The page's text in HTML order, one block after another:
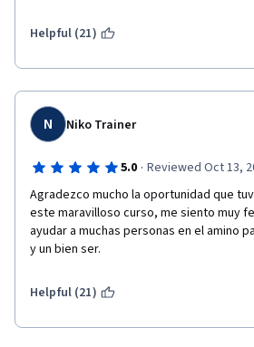
Helpful (21)
N Niko Trainer
5.0 · Reviewed Oct 13,
Agradezco mucho la oportunidad que
este maravilloso curso, me siento muy
ayudar a muchas personas en el amino
y un bien ser.
Helpful (21)